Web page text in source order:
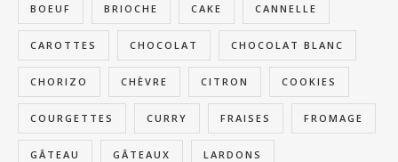
BOEUF BRIOCHE CAKE CANNELLE
CAROTTES CHOCOLAT CHOCOLAT BLANC
CHORIZO CHÈVRE CITRON COOKIES
COURGETTES CURRY FRAISES FROMAGE
GÂTEAU GÂTEAUX LARDONS